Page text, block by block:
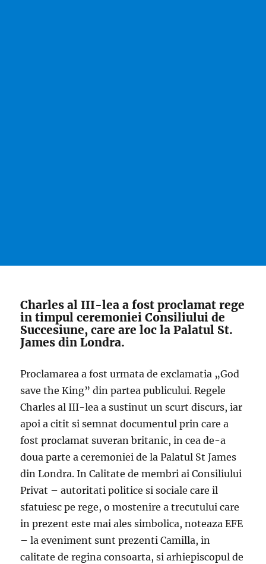
Charles al III-lea a fost proclamat rege
in timpul ceremoniei Consiliului de
Succesiune, care are loc la Palatul St.
James din Londra.
Proclamarea a fost urmata de exclamatia „God
save the King” din partea publicului. Regele
Charles al III-lea a sustinut un scurt discurs, iar
apoi a citit si semnat documentul prin care a
fost proclamat suveran britanic, in cea de-a
doua parte a ceremoniei de la Palatul St James
din Londra. In Calitate de membri ai Consiliului
Privat – autoritati politice si sociale care il
sfatuiesc pe rege, o mostenire a trecutului care
in prezent este mai ales simbolica, noteaza EFE
– la eveniment sunt prezenti Camilla, in
calitate de regina consoarta, si arhiepiscopul de